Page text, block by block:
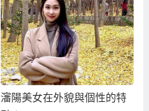
瀋陽美女在外貌與個性的特